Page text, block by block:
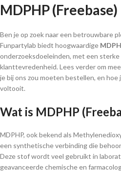
MDPHP (Freebase)
Ben je op zoek naar een betrouwbare
Funpartylab biedt hoogwaardige
onderzoeksdoeleinden, met een
klanttevredenheid. Lees verder om
je bij ons zou moeten bestellen, en hoe
voltooit.
Wat is MDPHP
MDPHP, ook bekend als
een synthetische verbinding die
Deze stof wordt veel gebruikt in
geavanceerde chemische en